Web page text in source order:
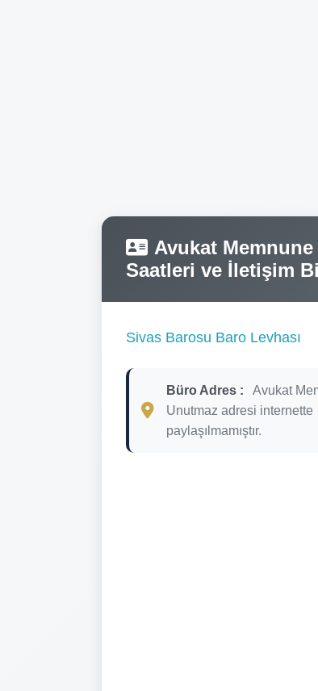
Avukat
Saatleri ve İletişim
Sivas Barosu Baro Levhası
Büro Adres :
Avukat
Unutmaz adresi internette
paylaşılmamıştır.